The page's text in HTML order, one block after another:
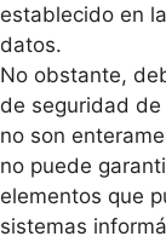
establecido en
datos.
No obstante,
de seguridad
no son
no puede
elementos que
sistemas